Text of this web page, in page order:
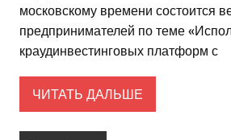
московскому времени состоится
предпринимателей по теме
краудинвестинговых платформ с
ЧИТАТЬ ДАЛЬШЕ